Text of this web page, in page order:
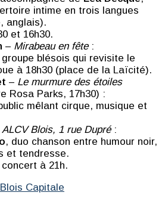
intime en trois langues
anglais).
et 16h30.
– Mirabeau en fête:
groupe blésois qui revisite le
à 18h30 (place de la Laïcité).
– Le murmure des étoiles
Rosa Parks, 17h30) :
mêlant cirque, musique et
ALCV Blois, 1 rue Dupré:
, duo chanson entre humour noir,
et tendresse.
à 21h.